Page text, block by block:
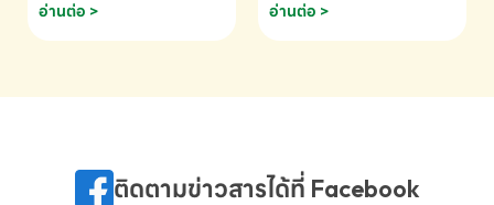
ชมภาพยนตร์ Toy Story 5
(Soundtrack)เพื่อเสริมทักษะ
ภาษา ผ่านประสบการณ์การเรียนรู้
075-691910
อ่านต่อ >
075-691910
อ่านต่อ >
ติดตามข่าวสารได้ที่ Facebook